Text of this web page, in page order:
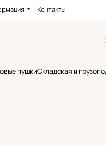
Контакты
пушкиСкладская и